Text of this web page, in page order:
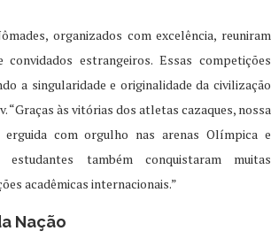
organizados com excelência, reuniram
estrangeiros. Essas competições
a singularidade e originalidade da civilização
“Graças às vitórias dos atletas cazaques, nossa
erguida com orgulho nas arenas Olímpica e
estudantes também conquistaram muitas
acadêmicas internacionais.”
Nação